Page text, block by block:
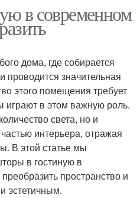
в современном
дома, где собирается
проводится значительная
этого помещения требует
играют в этом важную роль.
света, но и
интерьера, отражая
В этой статье мы
в гостиную в
пространство и
эстетичным.